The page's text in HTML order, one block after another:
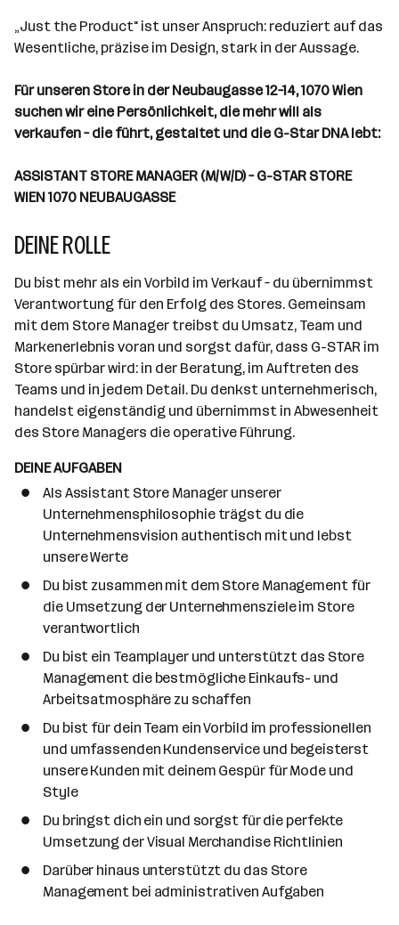
*
i
n
e
n
n
z
h
„Just the Product" ist unser Anspruch: reduziert auf das
Wesentliche, präzise im Design, stark in der Aussage.
Für unseren Store in der Neubaugasse 12–14, 1070 Wien
suchen wir eine Persönlichkeit, die mehr will als
verkaufen – die führt, gestaltet und die G-Star DNA lebt:
ASSISTANT STORE MANAGER (M/W/D) – G-STAR STORE
WIEN 1070 NEUBAUGASSE
DEINE ROLLE
Du bist mehr als ein Vorbild im Verkauf – du übernimmst
Verantwortung für den Erfolg des Stores. Gemeinsam
mit dem Store Manager treibst du Umsatz, Team und
Markenerlebnis voran und sorgst dafür, dass G-STAR im
Store spürbar wird: in der Beratung, im Auftreten des
Teams und in jedem Detail. Du denkst unternehmerisch,
handelst eigenständig und übernimmst in Abwesenheit
des Store Managers die operative Führung.
DEINE AUFGABEN
Als Assistant Store Manager unserer
Unternehmensphilosophie trägst du die
Unternehmensvision authentisch mit und lebst
unsere Werte
Du bist zusammen mit dem Store Management für
die Umsetzung der Unternehmensziele im Store
verantwortlich
Du bist ein Teamplayer und unterstützt das Store
Management die bestmögliche Einkaufs- und
Arbeitsatmosphäre zu schaffen
Du bist für dein Team ein Vorbild im professionellen
und umfassenden Kundenservice und begeisterst
unsere Kunden mit deinem Gespür für Mode und
Style
Du bringst dich ein und sorgst für die perfekte
Umsetzung der Visual Merchandise Richtlinien
Darüber hinaus unterstützt du das Store
Management bei administrativen Aufgaben